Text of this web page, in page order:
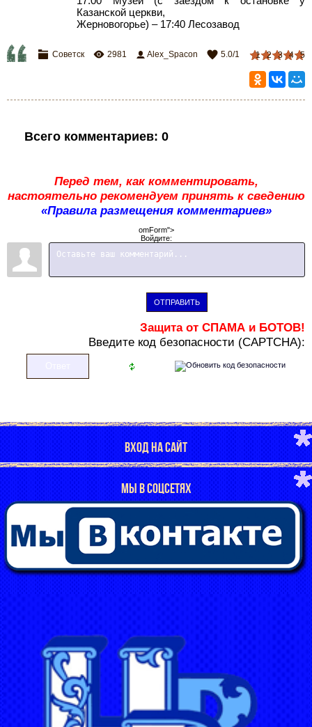
Казанской церкви,
Жерновогорье) – 17:40 Лесозавод
1 2 3 4 5
Советск 2981 Alex_Spacon 5.0/1
Всего комментариев: 0
Перед тем, как комментировать,
настоятельно рекомендуем принять к сведению
«Правила размещения комментариев»
omForm">
Войдите:
ОТПРАВИТЬ
Защита от СПАМА и БОТОВ!
Введите код безопасности (CAPTCHA):
ВХОД НА САЙТ
МЫ В СОЦСЕТЯХ